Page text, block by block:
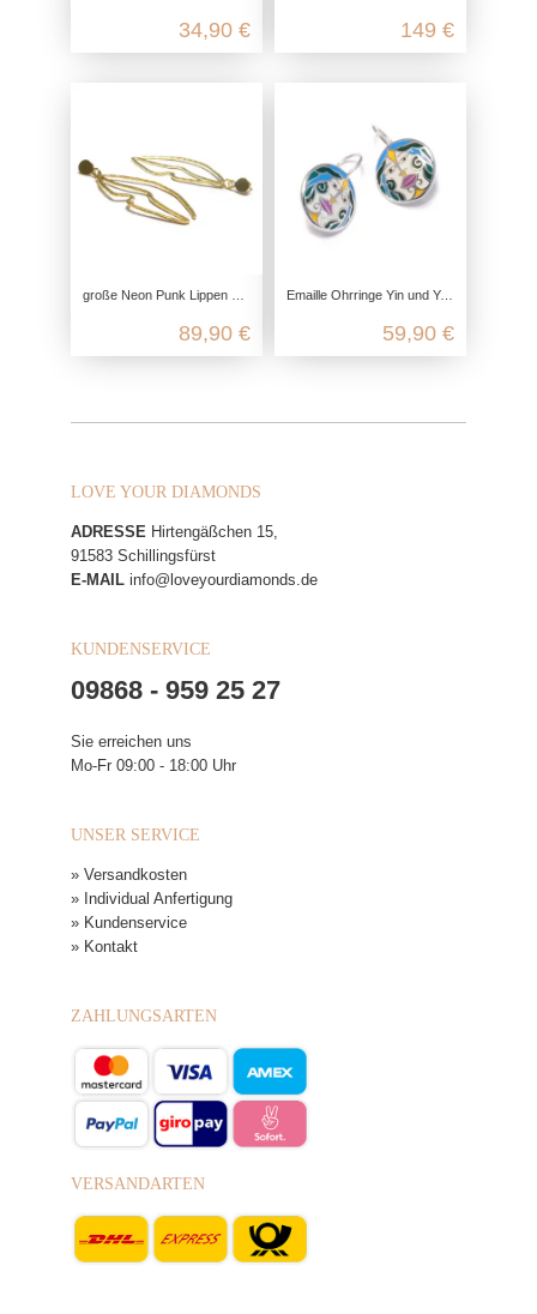
34,90 € 149 €
große Neon Punk Lippen Ohrringe vergoldet aus echtem 925 Sterling Silber
89,90 €
Emaille Ohrringe Yin und Yang, 925 Sterling Silber, Ohrringe hängend boho, Yoga Schmuck Accessoire, Echtschmuck nickelfrei
59,90 €
LOVE YOUR DIAMONDS
ADRESSE Hirtengäßchen 15,
91583 Schillingsfürst
E-MAIL info@loveyourdiamonds.de
KUNDENSERVICE
09868 - 959 25 27
Sie erreichen uns
Mo-Fr 09:00 - 18:00 Uhr
UNSER SERVICE
» Versandkosten
» Individual Anfertigung
» Kundenservice
» Kontakt
ZAHLUNGSARTEN
VERSANDARTEN